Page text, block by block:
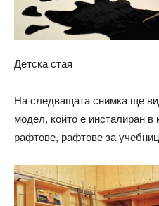
Детска стая
На следващата снимка ще
модел, който е инсталиран в
рафтове, рафтове за